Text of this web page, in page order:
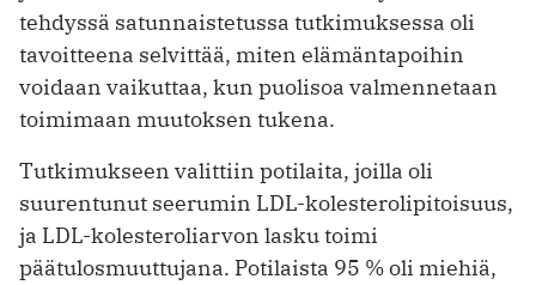
tehdyssä satunnaistetussa tutkimuksessa oli
tavoitteena selvittää, miten elämäntapoihin
voidaan vaikuttaa, kun puolisoa valmennetaan
toimimaan muutoksen tukena.
Tutkimukseen valittiin potilaita, joilla oli
suurentunut seerumin LDL-kolesterolipitoisuus,
ja LDL-kolesteroliarvon lasku toimi
päätulosmuuttujana. Potilaista 95 % oli miehiä,